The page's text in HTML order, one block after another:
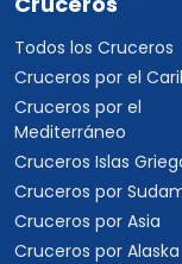
Todos los Cruceros
Cruceros por el
Cruceros por el
Mediterráneo
Cruceros Islas
Cruceros por
Cruceros por Asia
Cruceros por Alaska